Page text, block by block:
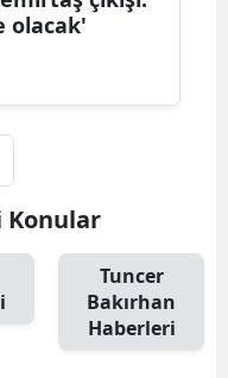
olacak'
Konular
Tuncer
Bakırhan
Haberleri